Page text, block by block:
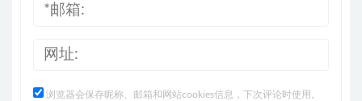
浏览器会保存昵称、邮箱和网站cookies信息，下次评论时使用。